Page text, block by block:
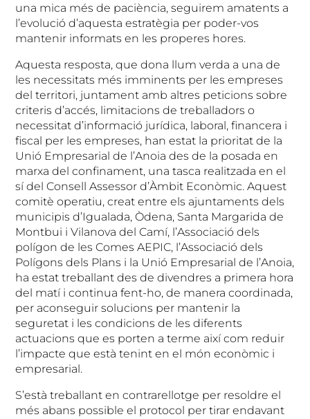
una mica més de paciència, seguirem amatents a
l’evolució d’aquesta estratègia per poder-vos
mantenir informats en les properes hores.
Aquesta resposta, que dona llum verda a una de
les necessitats més imminents per les empreses
del territori, juntament amb altres peticions sobre
criteris d’accés, limitacions de treballadors o
necessitat d’informació jurídica, laboral, financera i
fiscal per les empreses, han estat la prioritat de la
Unió Empresarial de l’Anoia des de la posada en
marxa del confinament, una tasca realitzada en el
sí del Consell Assessor d’Àmbit Econòmic. Aquest
comitè operatiu, creat entre els ajuntaments dels
municipis d’Igualada, Òdena, Santa Margarida de
Montbui i Vilanova del Camí, l’Associació dels
polígon de les Comes AEPIC, l’Associació dels
Polígons dels Plans i la Unió Empresarial de l’Anoia,
ha estat treballant des de divendres a primera hora
del matí i continua fent-ho, de manera coordinada,
per aconseguir solucions per mantenir la
seguretat i les condicions de les diferents
actuacions que es porten a terme així com reduir
l’impacte que està tenint en el món econòmic i
empresarial.
S’està treballant en contrarellotge per resoldre el
més abans possible el protocol per tirar endavant